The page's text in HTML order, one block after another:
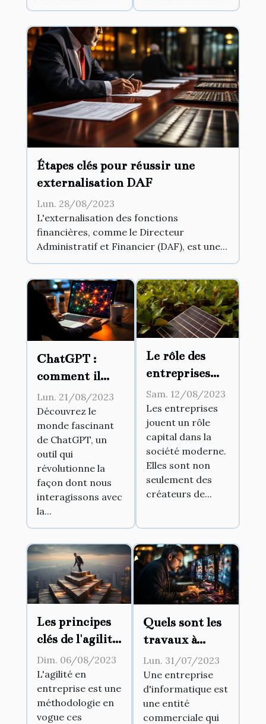
Étapes clés pour réussir une
externalisation DAF
Lun. 28/08/2023
L'externalisation des fonctions
financières, comme le Directeur
Administratif et Financier (DAF), est une...
ChatGPT :
comment il
change la façon
dont nous
communiquons
avec la
technologie
Lun. 21/08/2023
Découvrez le
monde fascinant
de ChatGPT, un
outil qui
révolutionne la
façon dont nous
interagissons avec
la...
Le rôle des
entreprises
dans les
changements
sociétaux
Sam. 12/08/2023
Les entreprises
jouent un rôle
capital dans la
société moderne.
Elles sont non
seulement des
créateurs de...
Les principes
clés de l'agilité
en entreprise
Dim. 06/08/2023
L'agilité en
entreprise est une
méthodologie en
vogue ces
Quels sont les
travaux à
confier à une
entreprise
d'informatique
?
Lun. 31/07/2023
Une entreprise
d'informatique est
une entité
commerciale qui